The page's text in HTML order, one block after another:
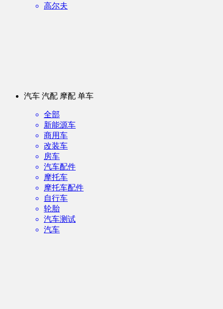
高尔夫
汽车 汽配 摩配 单车
全部
新能源车
商用车
改装车
房车
汽车配件
摩托车
摩托车配件
自行车
轮胎
汽车测试
汽车